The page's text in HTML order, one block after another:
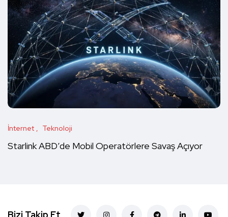
İnternet Teknoloji
Starlink ABD’de Mobil Operatörlere Savaş Açıyor